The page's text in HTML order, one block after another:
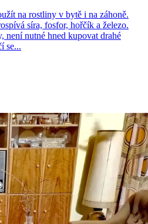
na rostliny v bytě i na záhoně.
síra, fosfor, hořčík a železo.
není nutné hned kupovat drahé
se...